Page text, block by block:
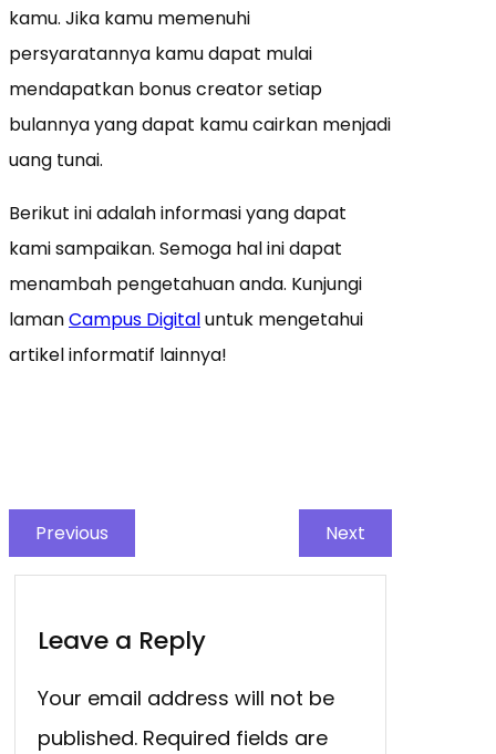
kamu. Jika kamu memenuhi
persyaratannya kamu dapat mulai
mendapatkan bonus creator setiap
bulannya yang dapat kamu cairkan menjadi
uang tunai.
Berikut ini adalah informasi yang dapat
kami sampaikan. Semoga hal ini dapat
menambah pengetahuan anda. Kunjungi
lamanCampus Digitaluntuk mengetahui
artikel informatif lainnya!
Previous Next
Leave a Reply
Your email address will not be
published. Required fields are